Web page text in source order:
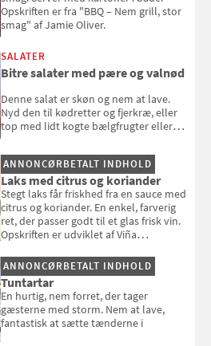
Opskriften er fra "BBQ – Nem grill, stor
smag" af Jamie Oliver.
SALATER
Bitre salater med pære og valnød
Denne salat er skøn og nem at lave.
Nyd den til kødretter og fjerkræ, eller
top med lidt kogte bælgfrugter eller
selvstændigt måltid. Opskriften er fra
Louisa Lorangs kogebog "Salat".
ANNONCØRBETALT INDHOLD
Laks med citrus og koriander
Stegt laks får friskhed fra en sauce med
citrus og koriander. En enkel, farverig
ret, der passer godt til et glas frisk vin.
Opskriften er udviklet af Viña
ANNONCØRBETALT INDHOLD
Tuntartar
En hurtig, nem forret, der tager
gæsterne med storm. Nem at lave,
fantastisk at sætte tænderne i